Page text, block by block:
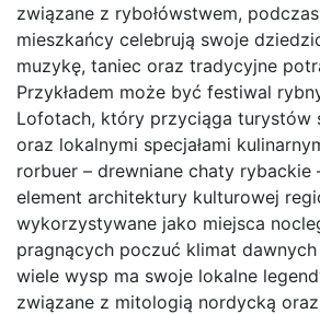
związane z rybołówstwem,
mieszkańcy celebrują swoje
muzykę, taniec oraz tradycyjne
Przykładem może być festiwal
Lofotach, który przyciąga turystów
oraz lokalnymi specjałami
rorbuer – drewniane chaty rybackie
element architektury kulturowej
wykorzystywane jako miejsca
pragnących poczuć klimat
wiele wysp ma swoje lokalne
związane z mitologią nordycką